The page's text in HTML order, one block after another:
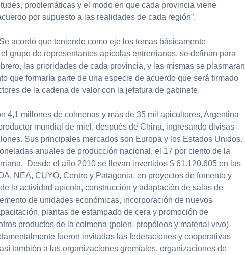
problemáticas y el modo en que cada provincia viene
por supuesto a las realidades de cada región”.
acordó que teniendo como eje los temas básicamente
grupo de representantes apícolas entrerrianos, se definan para
las prioridades de cada provincia, y las mismas se plasmarán
que formaría parte de una especie de acuerdo que será firmado
de la cadena de valor con la jefatura de gabinete.
4,1 millones de colmenas y más de 35 mil apicultores, Argentina
mundial de miel, después de China, ingresando divisas
Sus principales mercados son Europa y los Estados Unidos.
anuales de producción nacional, el 17 por ciento de la
Desde el año 2010 se llevan invertidos $ 61.120.605 en las
NEA, CUYO, Centro y Patagonia, en proyectos de fomento y
la actividad apícola, construcción y adaptación de salas de
de unidades económicas, incorporación de nuevos
plantas de estampado de cera y promoción de
productos de la colmena (polen, propóleos y material vivo).
fueron invitadas las federaciones y cooperativas
también a las organizaciones gremiales, organizaciones de